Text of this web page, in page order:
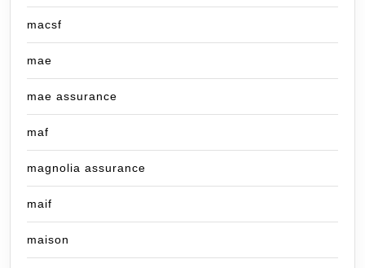
macsf
mae
mae assurance
maf
magnolia assurance
maif
maison